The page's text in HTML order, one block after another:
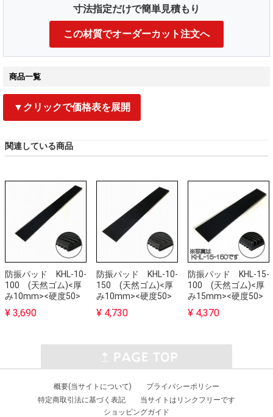
寸法指定だけで簡単見積もり
この材質でオーダーカット注文へ
商品一覧
▼クリックで価格表を展開
関連している商品
防振パッド KHL-10-
100 (天然ゴム)<厚
み10mm><硬度50>
¥ 3,690
防振パッド KHL-10-
150 (天然ゴム)<厚
み10mm><硬度50>
¥ 4,730
防振パッド KHL-15-
100 (天然ゴム)<厚
み15mm><硬度50>
¥ 4,370
概要(当サイトについて)
プライバシーポリシー
特定商取引法に基づく表記
当サイトはリンクフリーです
ショッピングガイド